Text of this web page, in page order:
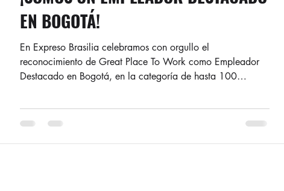
EN BOGOTÁ!
En Expreso Brasilia celebramos con orgullo el
reconocimiento de Great Place To Work como Empleador
Destacado en Bogotá, en la categoría de hasta 100
tenemos con la construcción de un entorno laboral basado
De manera especial, es el resultado de la valoración y el